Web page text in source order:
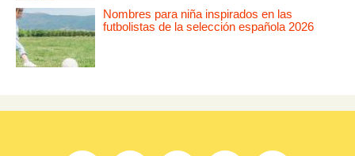
Nombres para niña inspirados en las
futbolistas de la selección española 2026